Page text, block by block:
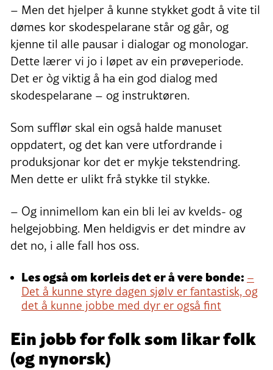
– Men det hjelper å kunne stykket godt å vite til
dømes kor skodespelarane står og går, og
kjenne til alle pausar i dialogar og monologar.
Dette lærer vi jo i løpet av ein prøveperiode.
Det er òg viktig å ha ein god dialog med
skodespelarane – og instruktøren.
Som sufflør skal ein også halde manuset
oppdatert, og det kan vere utfordrande i
produksjonar kor det er mykje tekstendring.
Men dette er ulikt frå stykke til stykke.
– Og innimellom kan ein bli lei av kvelds- og
helgejobbing. Men heldigvis er det mindre av
det no, i alle fall hos oss.
Les også om korleis det er å vere bonde: –
Det å kunne styre dagen sjølv er fantastisk, og
det å kunne jobbe med dyr er også fint
Ein jobb for folk som likar folk
(og nynorsk)